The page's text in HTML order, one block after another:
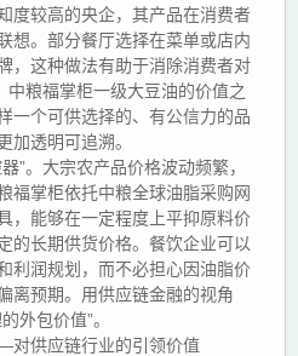
度较高的央企，其产品在消费者
想。部分餐厅选择在菜单或店内
，这种做法有助于消除消费者对
中粮福掌柜一级大豆油的价值之
一个可供选择的、有公信力的品
加透明可追溯。
”。大宗农产品价格波动频繁，
福掌柜依托中粮全球油脂采购网
，能够在一定程度上平抑原料价
的长期供货价格。餐饮企业可以
利润规划，而不必担心因油脂价
离预期。用供应链金融的视角
外包价值”。
供应链行业的引领价值